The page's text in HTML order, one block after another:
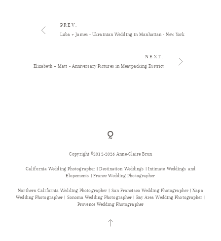
PREV.
Luba + James - Ukrainian Wedding in Manhattan - New York
NEXT.
Elizabeth + Matt - Anniversary Pictures in Meatpacking District
Copyright ©2012-2026 Anne-Claire Brun
California Wedding Photographer | Destination Weddings | Intimate Weddings and
Elopements | France Wedding Photographer
Northern California Wedding Photographer | San Francisco Wedding Photographer | Napa
Wedding Photographer | Sonoma Wedding Photographer | Bay Area Wedding Photographer |
Provence Wedding Photographer